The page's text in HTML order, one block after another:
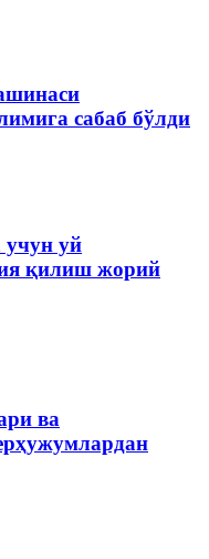
сабаб бўлди
учун уй
қилиш жорий
ва